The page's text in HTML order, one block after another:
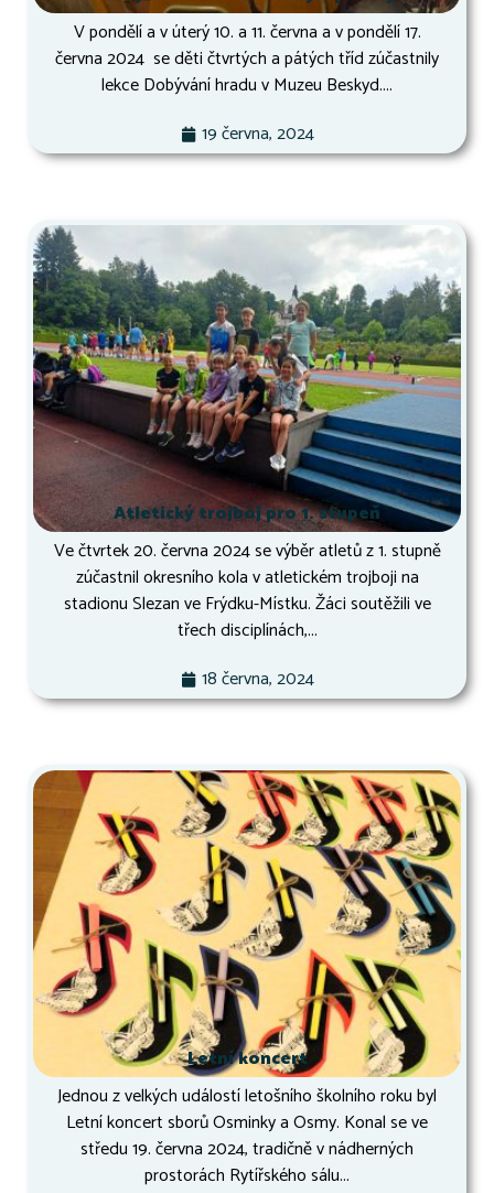
V pondělí a v úterý 10. a 11. června a v pondělí 17.
června 2024 se děti čtvrtých a pátých tříd zúčastnily
lekce Dobývání hradu v Muzeu Beskyd....
19 června, 2024
Atletický trojboj pro 1. stupeň
Ve čtvrtek 20. června 2024 se výběr atletů z 1. stupně
zúčastnil okresního kola v atletickém trojboji na
stadionu Slezan ve Frýdku-Místku. Žáci soutěžili ve
třech disciplínách,...
18 června, 2024
Letní koncert
Jednou z velkých událostí letošního školního roku byl
Letní koncert sborů Osminky a Osmy. Konal se ve
středu 19. června 2024, tradičně v nádherných
prostorách Rytířského sálu...